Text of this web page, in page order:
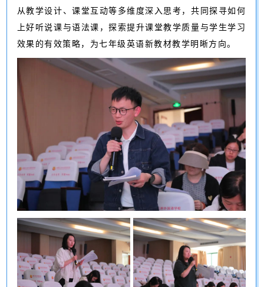
从教学设计、课堂互动等多维度深入思考，共同探寻如何
上好听说课与语法课，探索提升课堂教学质量与学生学习
效果的有效策略，为七年级英语新教材教学明晰方向。